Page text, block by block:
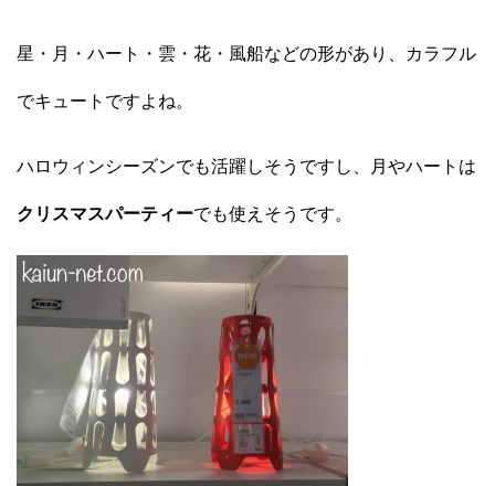
星・月・ハート・雲・花・風船などの形があり、カラフル
でキュートですよね。
ハロウィンシーズンでも活躍しそうですし、月やハートは
クリスマスパーティーでも使えそうです。